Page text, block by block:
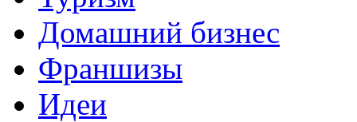
Домашний бизнес
Франшизы
Идеи